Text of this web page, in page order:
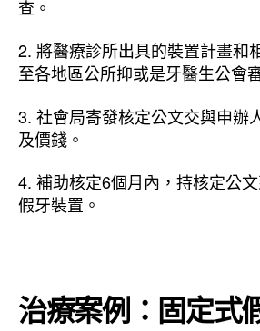
查。
2. 將醫療診所出具的裝置計畫和
至各地區公所抑或是牙醫生公會
3. 社會局寄發核定公文交與申辦
及價錢。
4. 補助核定6個月內，持核定公
假牙裝置。
治療案例：固定式